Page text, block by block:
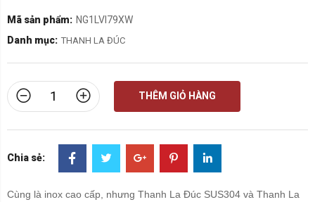
Mã sản phẩm: NG1LVI79XW
Danh mục: THANH LA ĐÚC
THÊM GIỎ HÀNG
Chia sẻ:
Cùng là inox cao cấp, nhưng Thanh La Đúc SUS304 và Thanh La